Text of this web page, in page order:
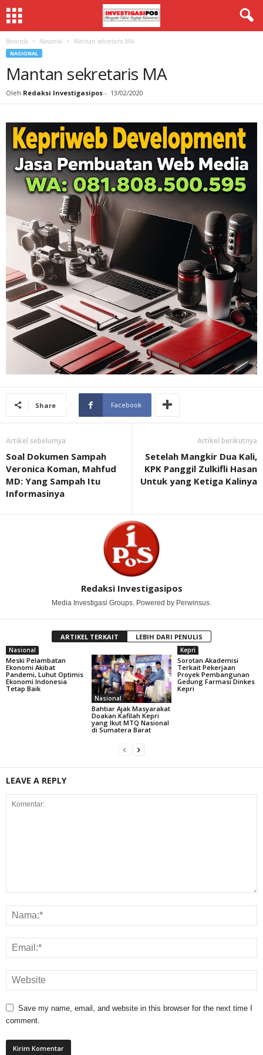
Beranda Nasional Mantan sekretaris MA
NASIONAL
Mantan sekretaris MA
Oleh Redaksi Investigasipos - 13/02/2020
Share Facebook
Artikel sebelumya
Soal Dokumen Sampah
Veronica Koman, Mahfud
MD: Yang Sampah Itu
Informasinya
Artikel berikutnya
Setelah Mangkir Dua Kali,
KPK Panggil Zulkifli Hasan
Untuk yang Ketiga Kalinya
Redaksi Investigasipos
Media Investigasi Groups. Powered by Perwinsus.
ARTIKEL TERKAIT LEBIH DARI PENULIS
Nasional
Meski Pelambatan
Ekonomi Akibat
Pandemi, Luhut Optimis
Ekonomi Indonesia
Tetap Baik
Nasional
Bahtiar Ajak Masyarakat
Doakan Kafilah Kepri
yang Ikut MTQ Nasional
di Sumatera Barat
Kepri
Sorotan Akademisi
Terkait Pekerjaan
Proyek Pembangunan
Gedung Farmasi Dinkes
Kepri
LEAVE A REPLY
Save my name, email, and website in this browser for the next time I
comment.